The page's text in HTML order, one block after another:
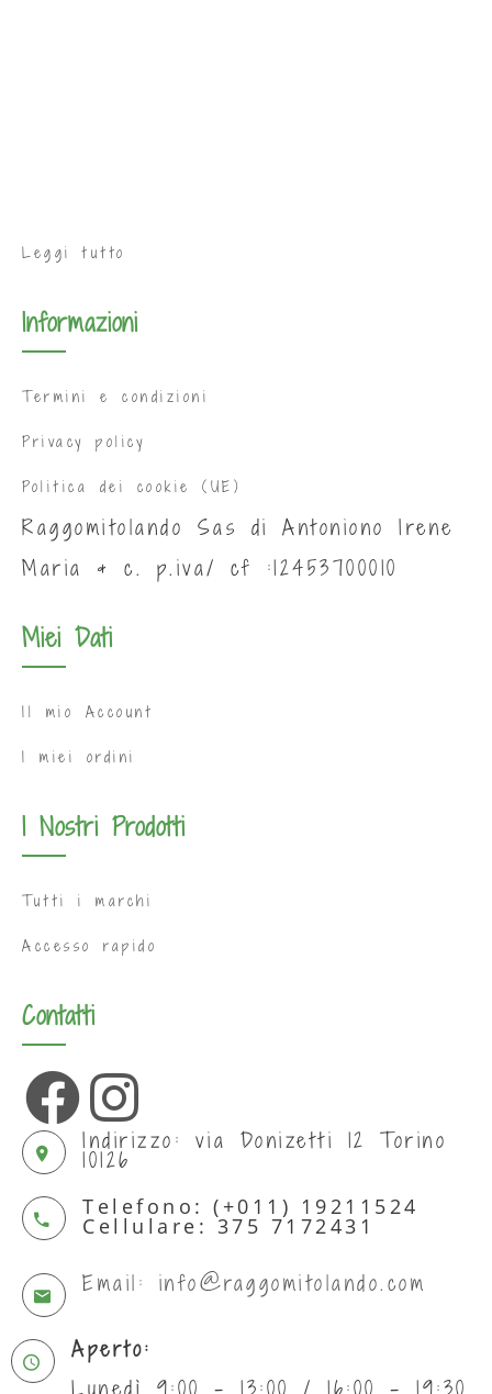
Leggi tutto
Informazioni
Termini e condizioni
Privacy policy
Politica dei cookie (UE)
Raggomitolando Sas di Antoniono Irene
Maria & c. p.iva/ cf :12453700010
Miei Dati
Il mio Account
I miei ordini
I Nostri Prodotti
Tutti i marchi
Accesso rapido
Contatti
Indirizzo: via Donizetti 12 Torino
10126
Telefono: (+011) 19211524
Cellulare: 375 7172431
Email: info@raggomitolando.com
Aperto:
Lunedì 9:00 - 13:00 / 16:00 - 19:30